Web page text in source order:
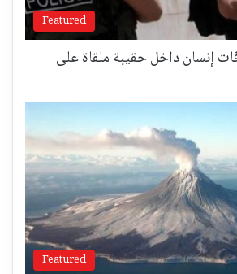
Featured
إنسان داخل حقيبة ملقاة على
Featured